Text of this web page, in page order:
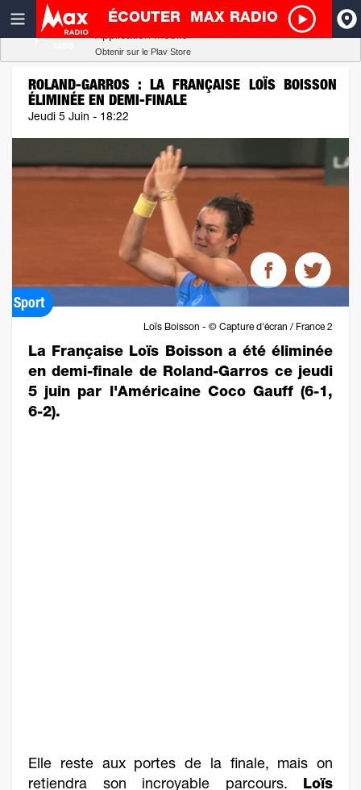
ÉCOUTER MAX RADIO
ROLAND-GARROS : LA FRANÇAISE LOÏS BOISSON
ÉLIMINÉE EN DEMI-FINALE
Jeudi 5 Juin - 18:22
Sport
Loïs Boisson - © Capture d'écran / France 2
La Française Loïs Boisson a été éliminée
en demi-finale de Roland-Garros ce jeudi
5 juin par l'Américaine Coco Gauff (6-1,
6-2).
Elle reste aux portes de la finale, mais on
retiendra son incroyable parcours. Loïs
Radio SCOOP
Obtenir sur le Play Store
Télécharger